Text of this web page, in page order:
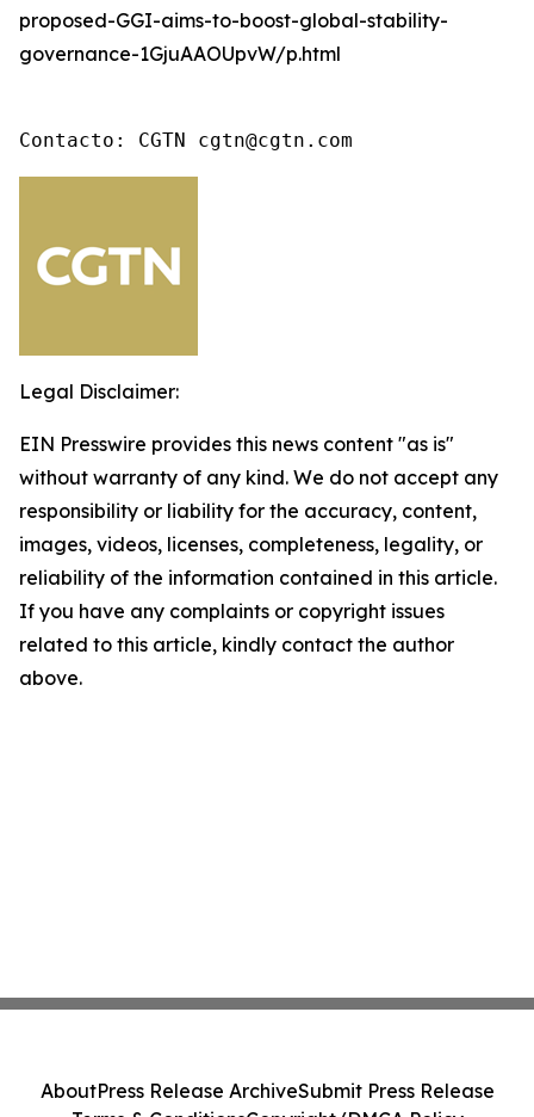
proposed-GGI-aims-to-boost-global-stability-
governance-1GjuAAOUpvW/p.html
Contacto: CGTN cgtn@cgtn.com
Legal Disclaimer:
EIN Presswire provides this news content "as is"
without warranty of any kind. We do not accept any
responsibility or liability for the accuracy, content,
images, videos, licenses, completeness, legality, or
reliability of the information contained in this article.
If you have any complaints or copyright issues
related to this article, kindly contact the author
above.
AboutPress Release ArchiveSubmit Press Release